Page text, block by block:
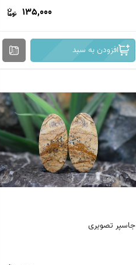
135,000
افزودن به سبد
جاسپر تصویری